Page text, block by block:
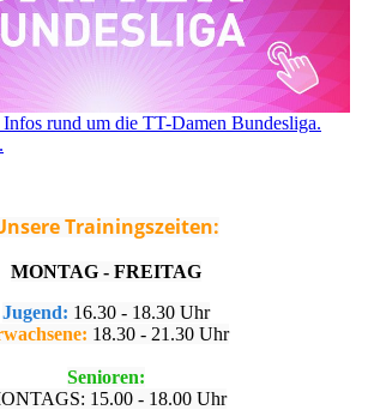
rund um die TT-Damen Bundesliga.
Trainingszeiten:
MONTAG - FREITAG
Jugend: 16.30 - 18.30 Uhr
18.30 - 21.30 Uhr
Senioren:
15.00 - 18.00 Uhr